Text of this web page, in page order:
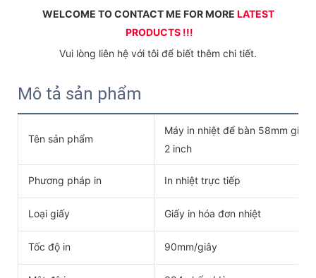
WELCOME TO CONTACT ME FOR MORE LATEST
PRODUCTS !!!
Vui lòng liên hệ với tôi để biết thêm chi tiết.
Mô tả sản phẩm
Tên sản phẩm
Máy in nhiệt để bàn 58mm giá
2 inch
Phương pháp in In nhiệt trực tiếp
Loại giấy Giấy in hóa đơn nhiệt
Tốc độ in 90mm/giây